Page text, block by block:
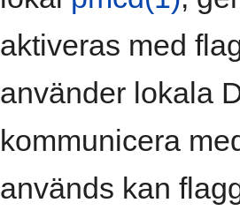
aktiveras med
använder lokala
kommunicera
används kan